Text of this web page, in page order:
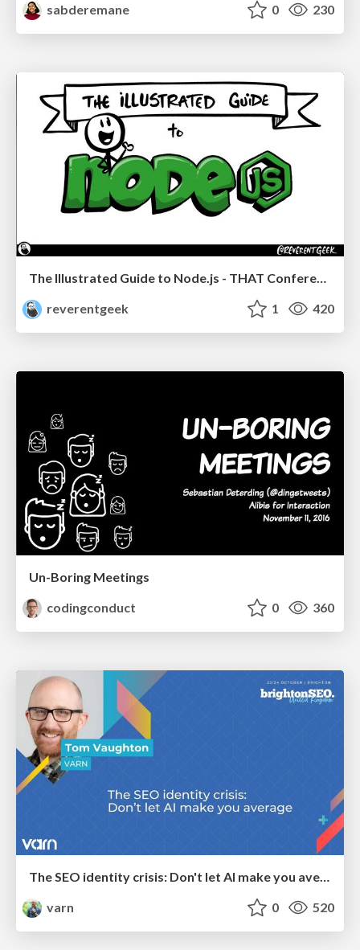
sabderemane
0 230
The Illustrated Guide to Node.js - THAT Conference 2024
reverentgeek
1 420
Un-Boring Meetings
codingconduct
0 360
varn
0 520